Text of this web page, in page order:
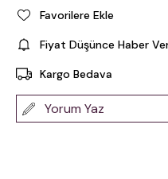
Favorilere Ekle
Fiyat Düşünce Haber
Kargo Bedava
Yorum Yaz